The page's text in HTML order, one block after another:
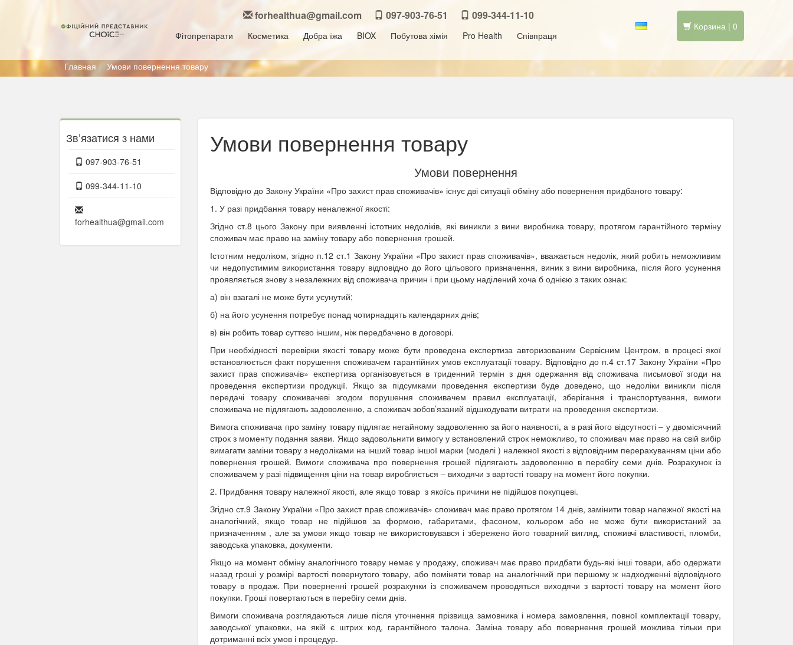
forhealthua@gmail.com 097-903-76-51 099-344-11-10
Фітопрепарати Косметика Добра їжа BIOX Побутова хімія Pro Health Співпраця
Корзина | 0
Главная Умови повернення товару
Зв’язатися з нами
097-903-76-51
099-344-11-10
forhealthua@gmail.com
Умови повернення товару
Умови повернення
Відповідно до Закону України «Про захист прав споживачів» існує дві ситуації обміну або повернення придбаного товару:
1. У разі придбання товару неналежної якості:
Згідно ст.8 цього Закону при виявленні істотних недоліків, які виникли з вини виробника товару, протягом гарантійного терміну
споживач має право на заміну товару або повернення грошей.
Істотним недоліком, згідно п.12 ст.1 Закону України «Про захист прав споживачів», вважається недолік, який робить неможливим
чи недопустимим використання товару відповідно до його цільового призначення, виник з вини виробника, після його усунення
проявляється знову з незалежних від споживача причин і при цьому наділений хоча б однією з таких ознак:
а) він взагалі не може бути усунутий;
б) на його усунення потребує понад чотирнадцять календарних днів;
в) він робить товар суттєво іншим, ніж передбачено в договорі.
При необхідності перевірки якості товару може бути проведена експертиза авторизованим Сервісним Центром, в процесі якої
встановлюється факт порушення споживачем гарантійних умов експлуатації товару. Відповідно до п.4 ст.17Закону України «Про
захист прав споживачів» експертиза організовується в триденний термін з дня одержання від споживача письмової згоди на
проведення експертизи продукції. Якщо за підсумками проведення експертизи буде доведено, що недоліки виникли після
передачі товару споживачеві згодом порушення споживачем правил експлуатації, зберігання і транспортування, вимоги
споживача не підлягають задоволенню, а споживач зобов’язаний відшкодувати витрати на проведення експертизи.
Вимога споживача про заміну товару підлягає негайному задоволенню за його наявності, а в разі його відсутності – у двомісячний
строк з моменту подання заяви. Якщо задовольнити вимогу у встановлений строк неможливо, то споживач має право на свій вибір
вимагати заміни товару з недоліками на інший товар іншої марки (моделі ) належної якості з відповідним перерахуванням ціни або
повернення грошей. Вимоги споживача про повернення грошей підлягають задоволенню в перебігу семи днів. Розрахунок із
споживачем у разі підвищення ціни на товар виробляється – виходячи з вартості товару на момент його покупки.
2. Придбання товару належної якості, але якщо товар з якоїсь причини не підійшов покупцеві.
Згідно ст.9 Закону України «Про захист прав споживачів» споживач має право протягом 14 днів, замінити товар належної якості на
аналогічний, якщо товар не підійшов за формою, габаритами, фасоном, кольором або не може бути використаний за
призначенням , але за умови якщо товар не використовувався і збережено його товарний вигляд, споживчі властивості, пломби,
заводська упаковка, документи.
Якщо на момент обміну аналогічного товару немає у продажу, споживач має право придбати будь-які інші товари, або одержати
назад гроші у розмірі вартості повернутого товару, або поміняти товар на аналогічний при першому ж надходженні відповідного
товару в продаж. При поверненні грошей розрахунки із споживачем проводяться виходячи з вартості товару на момент його
покупки. Гроші повертаються в перебігу семи днів.
Вимоги споживача розглядаються лише після уточнення прізвища замовника і номера замовлення, повної комплектації товару,
заводської упаковки, на якій є штрих код, гарантійного талона. Заміна товару або повернення грошей можлива тільки при
дотриманні всіх умов і процедур.